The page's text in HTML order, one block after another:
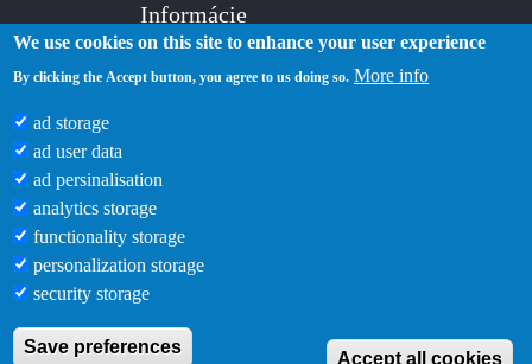
Informácie
O nás
Zásady ochrany osobných údajov
Podmienky používania
Blog
We use cookies on this site to enhance your user experience
By clicking the Accept button, you agree to us doing so. More info
ad storage
ad user data
ad persinalisation
analytics storage
functionality storage
personalization storage
security storage
Save preferences
Accept all cookies